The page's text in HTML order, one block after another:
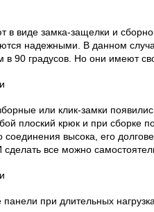
в виде замка-защелки и
надежными. В данном
в 90 градусов. Но они имеют
или клик-замки
плоский крюк и при сборке
соединения высока, его
сделать все можно
при длительных